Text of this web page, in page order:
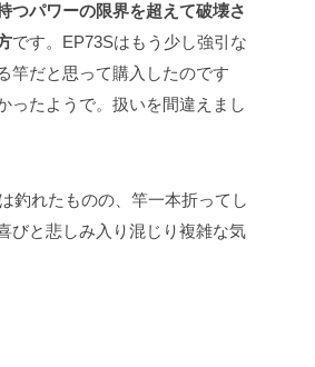
つパワーの限界を超えて破壊さ
です。EP73Sはもう少し強引な
竿だと思って購入したのです
ったようで。扱いを間違えまし
釣れたものの、竿一本折ってし
びと悲しみ入り混じり複雑な気